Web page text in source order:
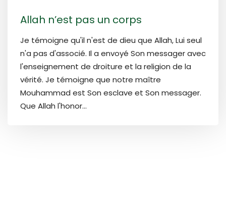
Allah n’est pas un corps
Je témoigne qu'il n'est de dieu que Allah, Lui seul
n'a pas d'associé. Il a envoyé Son messager avec
l'enseignement de droiture et la religion de la
vérité. Je témoigne que notre maître
Mouhammad est Son esclave et Son messager.
Que Allah l'honor...